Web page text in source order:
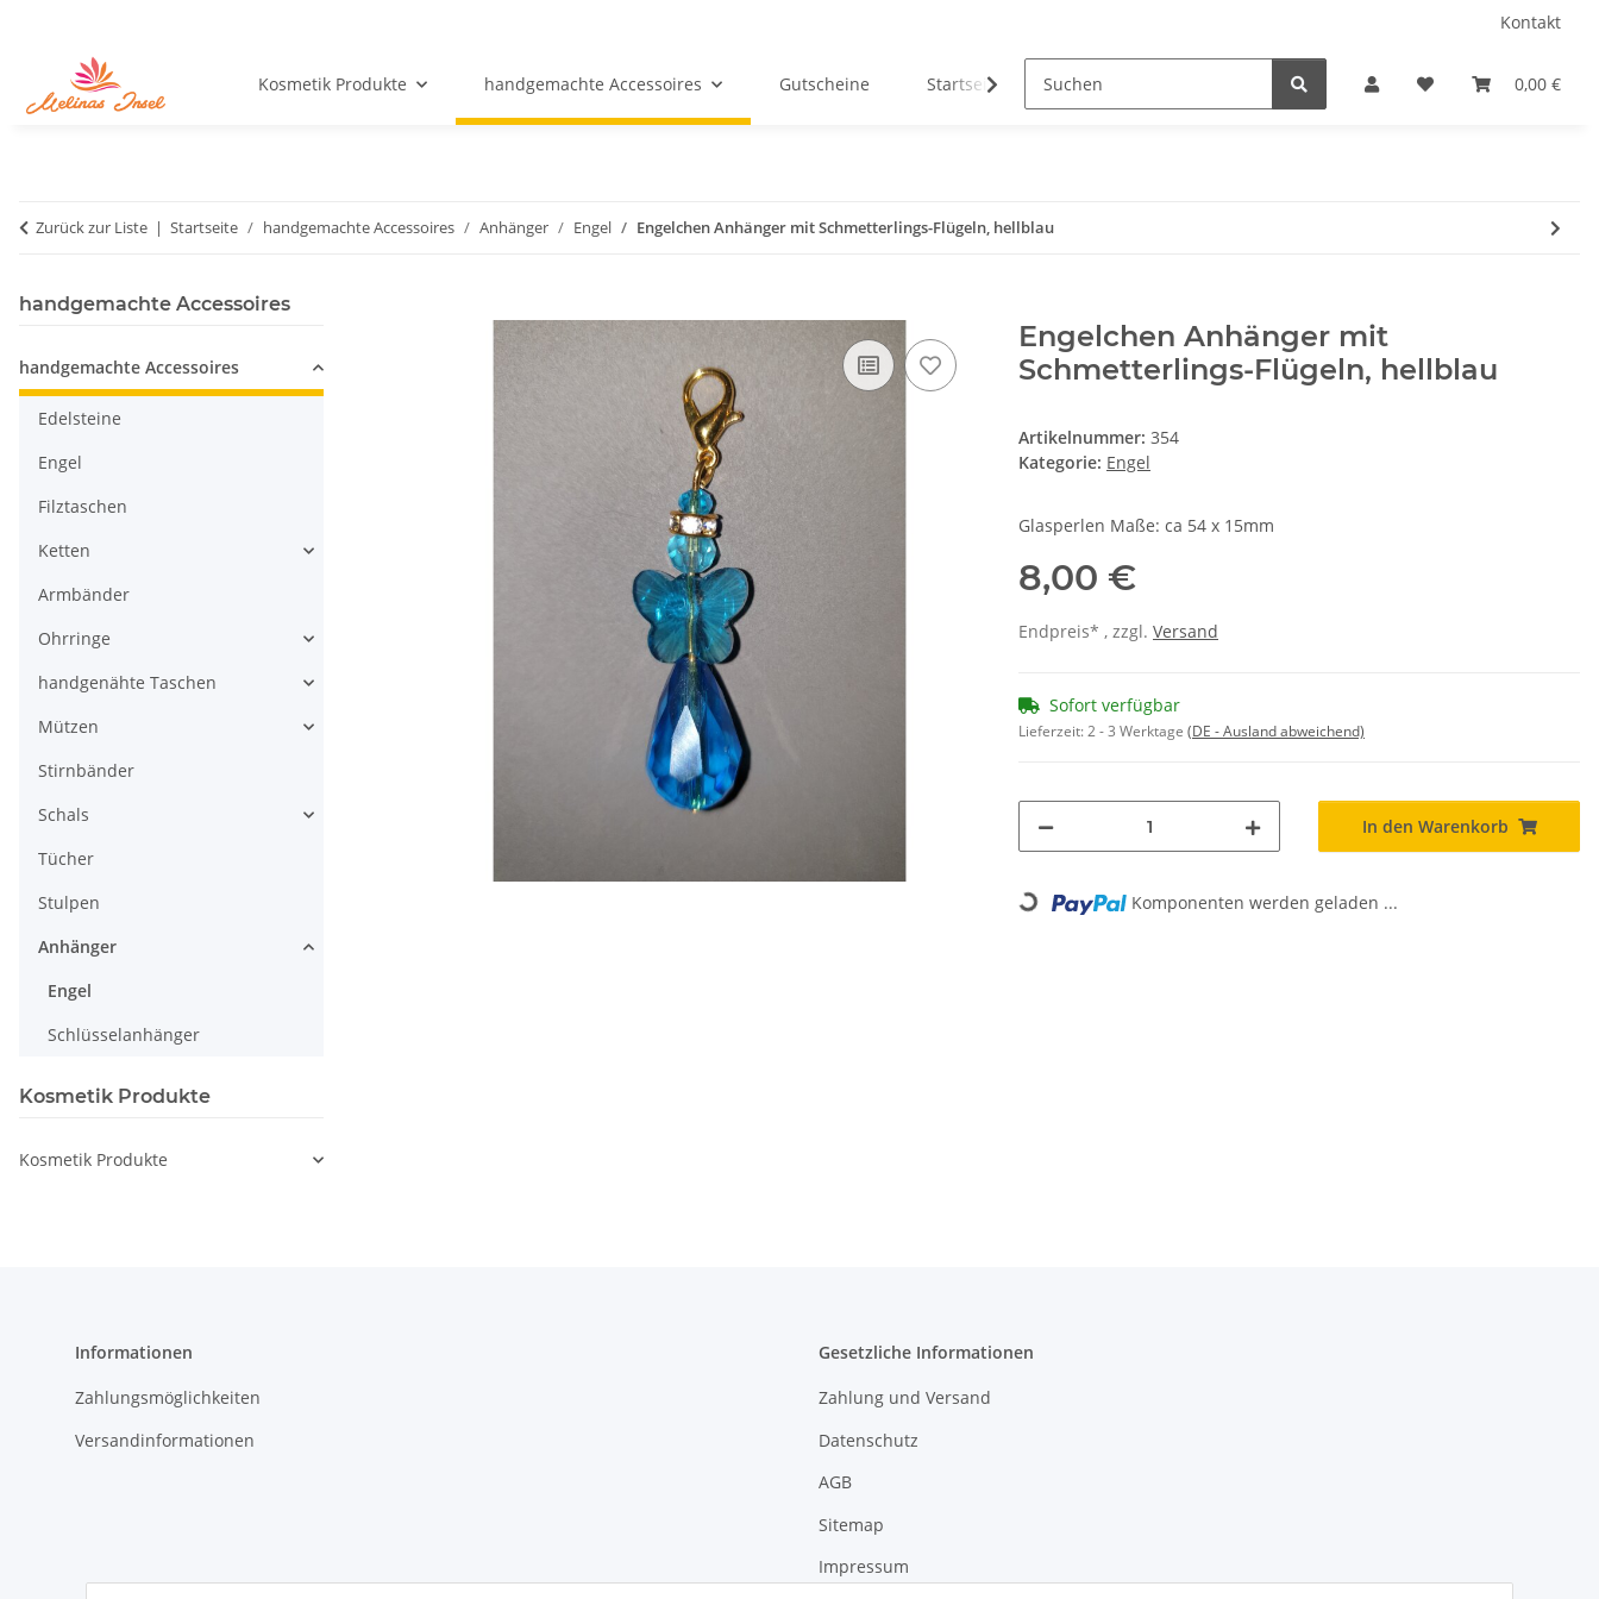
Kontakt
0,00 €
Kosmetik Produkte handgemachte Accessoires Gutscheine Startseite
Zurück zur Liste Startseite handgemachte Accessoires Anhänger Engel Engelchen Anhänger mit Schmetterlings-Flügeln, hellblau
Engelchen Anhänger mit
Schmetterlings-Flügeln, hellblau
Artikelnummer: 354
Kategorie: Engel
Glasperlen Maße: ca 54 x 15mm
8,00 €
Endpreis* , zzgl. Versand
Sofort verfügbar
Lieferzeit:2 - 3 Werktage (DE - Ausland abweichend)
In den Warenkorb
Loading... Komponenten werden geladen ...
handgemachte Accessoires
handgemachte Accessoires
Edelsteine
Engel
Filztaschen
Ketten
Armbänder
Ohrringe
handgenähte Taschen
Mützen
Stirnbänder
Schals
Tücher
Stulpen
Anhänger
Engel
Schlüsselanhänger
Kosmetik Produkte
Kosmetik Produkte
Informationen
Zahlungsmöglichkeiten
Versandinformationen
Gesetzliche Informationen
Zahlung und Versand
Datenschutz
AGB
Sitemap
Impressum